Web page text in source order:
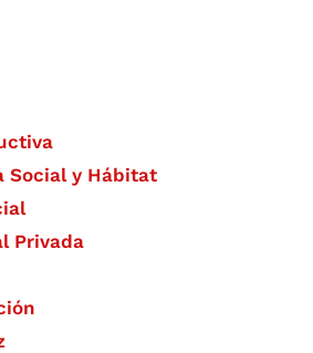
Social y Hábitat
Privada